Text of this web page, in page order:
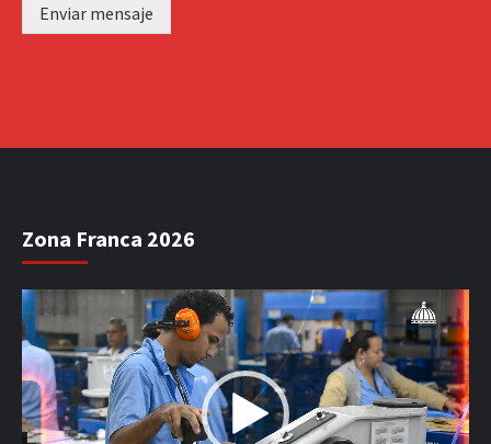
Enviar mensaje
Zona Franca 2026
Reproductor
de
vídeo